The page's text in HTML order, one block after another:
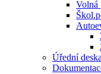
Volná
Úřední deska